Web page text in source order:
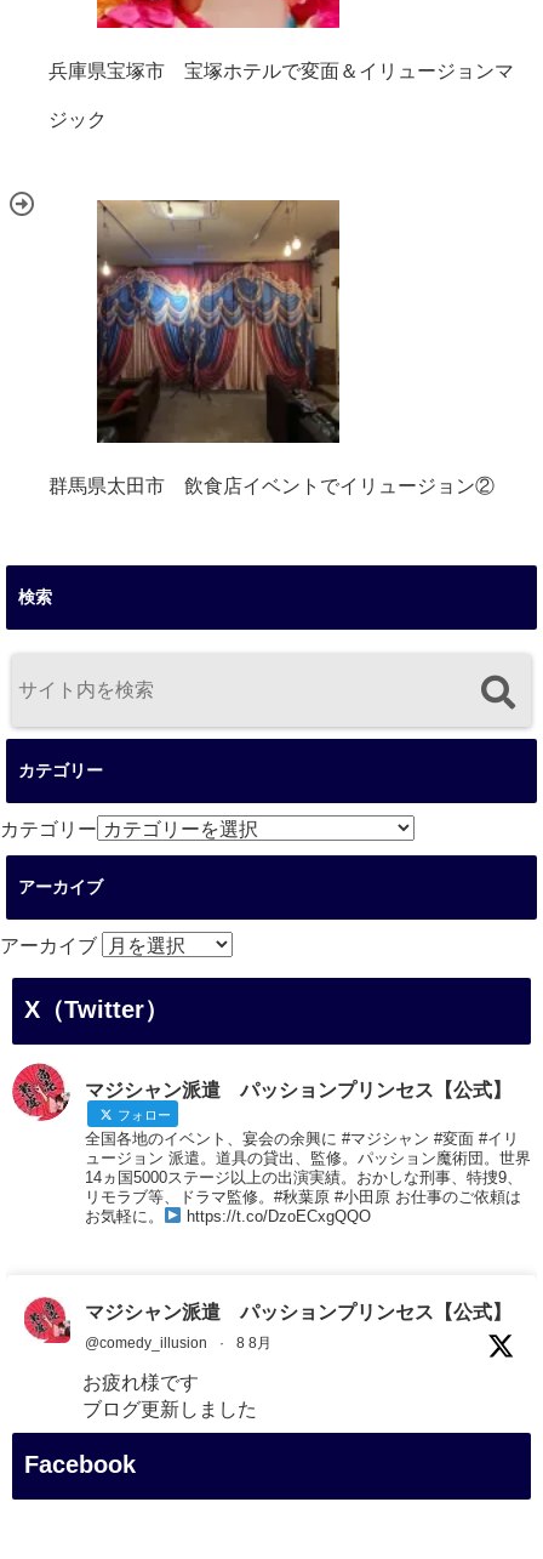
兵庫県宝塚市 宝塚ホテルで変面＆イリュージョンマ
ジック
群馬県太田市 飲食店イベントでイリュージョン②
検索
カテゴリー
カテゴリー
アーカイブ
アーカイブ
X（Twitter）
マジシャン派遣 パッションプリンセス【公式】
フォロー
全国各地のイベント、宴会の余興に #マジシャン #変面 #イリ
ュージョン 派遣。道具の貸出、監修。パッション魔術団。世界
14ヵ国5000ステージ以上の出演実績。おかしな刑事、特捜9、
リモラブ等、ドラマ監修。#秋葉原 #小田原 お仕事のご依頼は
お気軽に。
https://t.co/DzoECxgQQO
マジシャン派遣 パッションプリンセス【公式】
@comedy_illusion · 8 8月
お疲れ様です
ブログ更新しました
「マジシャン和歌山旅 白浜町・白良湯」
Facebook